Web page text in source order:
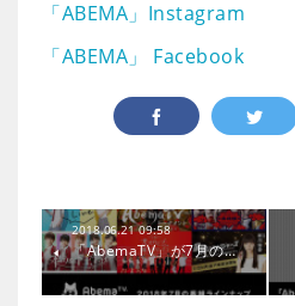
「ABEMA」Instagram
「ABEMA」 Facebook
2018.06.21 09:58
「AbemaTV」が7月の…